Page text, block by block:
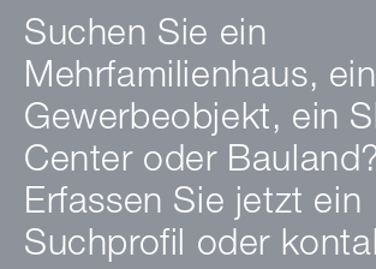
Suchen Sie ein
Mehrfamilienhaus, ein
Gewerbeobjekt, ein
Center oder
Erfassen Sie jetzt ein
Suchprofil oder